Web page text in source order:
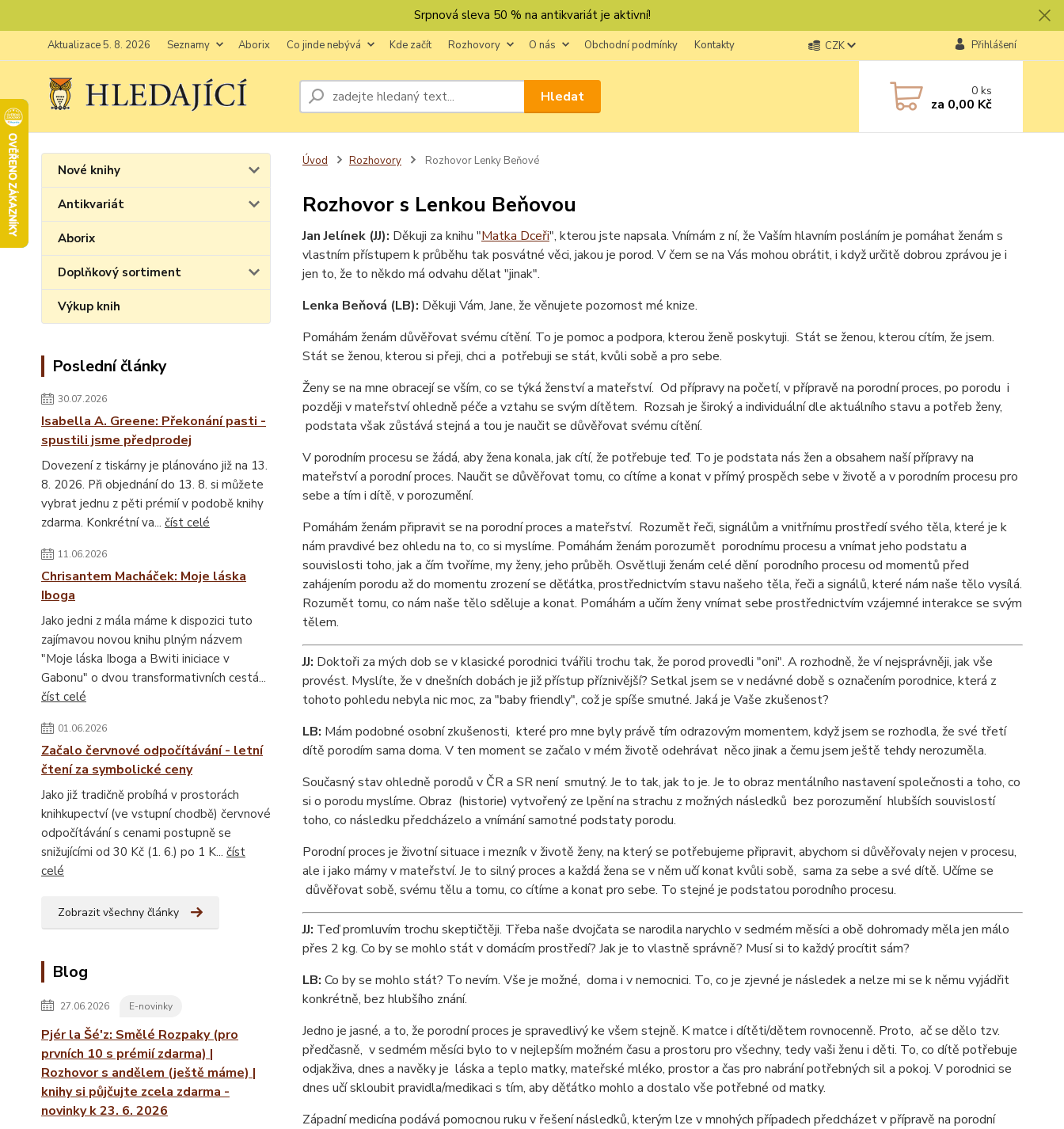
Srpnová sleva 50 % na antikvariát je aktivní!
Aktualizace 5. 8. 2026 Seznamy Aborix Co jinde nebývá Kde začít Rozhovory O nás Obchodní podmínky Kontakty CZK Přihlášení
Hledat 0ks
za 0,00 Kč
Nové knihy
Antikvariát
Aborix
Doplňkový sortiment
Výkup knih
Poslední články
30.07.2026
Isabella A. Greene: Překonání pasti -
spustili jsme předprodej
Dovezení z tiskárny je plánováno již na 13.
8. 2026. Při objednání do 13. 8. si můžete
vybrat jednu z pěti prémií v podobě knihy
zdarma. Konkrétní va... číst celé
11.06.2026
Chrisantem Macháček: Moje láska
Iboga
Jako jedni z mála máme k dispozici tuto
zajímavou novou knihu plným názvem
"Moje láska Iboga a Bwiti iniciace v
Gabonu" o dvou transformativních cestá...
číst celé
01.06.2026
Začalo červnové odpočítávání - letní
čtení za symbolické ceny
Jako již tradičně probíhá v prostorách
knihkupectví (ve vstupní chodbě) červnové
odpočítávání s cenami postupně se
snižujícími od 30 Kč (1. 6.) po 1 K... číst
celé
Zobrazit všechny články
Blog
27.06.2026 E-novinky
Pjér la Šé'z: Smělé Rozpaky (pro
prvních 10 s prémií zdarma) |
Rozhovor s andělem (ještě máme) |
knihy si půjčujte zcela zdarma -
novinky k 23. 6. 2026
Úvod Rozhovory Rozhovor Lenky Beňové
Rozhovor s Lenkou Beňovou
Jan Jelínek (JJ): Děkuji za knihu "Matka Dceři", kterou jste napsala. Vnímám z ní, že Vaším hlavním posláním je pomáhat ženám s
vlastním přístupem k průběhu tak posvátné věci, jakou je porod. V čem se na Vás mohou obrátit, i když určitě dobrou zprávou je i
jen to, že to někdo má odvahu dělat "jinak".
Lenka Beňová (LB): Děkuji Vám, Jane, že věnujete pozornost mé knize.
Pomáhám ženám důvěřovat svému cítění. To je pomoc a podpora, kterou ženě poskytuji. Stát se ženou, kterou cítím, že jsem.
Stát se ženou, kterou si přeji, chci a potřebuji se stát, kvůli sobě a pro sebe.
Ženy se na mne obracejí se vším, co se týká ženství a mateřství. Od přípravy na početí, v přípravě na porodní proces, po porodu i
později v mateřství ohledně péče a vztahu se svým dítětem. Rozsah je široký a individuální dle aktuálního stavu a potřeb ženy,
podstata však zůstává stejná a tou je naučit se důvěřovat svému cítění.
V porodním procesu se žádá, aby žena konala, jak cítí, že potřebuje teď. To je podstata nás žen a obsahem naší přípravy na
mateřství a porodní proces. Naučit se důvěřovat tomu, co cítíme a konat v přímý prospěch sebe v životě a v porodním procesu pro
sebe a tím i dítě, v porozumění.
Pomáhám ženám připravit se na porodní proces a mateřství. Rozumět řeči, signálům a vnitřnímu prostředí svého těla, které je k
nám pravdivé bez ohledu na to, co si myslíme. Pomáhám ženám porozumět porodnímu procesu a vnímat jeho podstatu a
souvislosti toho, jak a čím tvoříme, my ženy, jeho průběh. Osvětluji ženám celé dění porodního procesu od momentů před
zahájením porodu až do momentu zrození se děťátka, prostřednictvím stavu našeho těla, řeči a signálů, které nám naše tělo vysílá.
Rozumět tomu, co nám naše tělo sděluje a konat. Pomáhám a učím ženy vnímat sebe prostřednictvím vzájemné interakce se svým
tělem.
JJ: Doktoři za mých dob se v klasické porodnici tvářili trochu tak, že porod provedli "oni". A rozhodně, že ví nejsprávněji, jak vše
provést. Myslíte, že v dnešních dobách je již přístup příznivější? Setkal jsem se v nedávné době s označením porodnice, která z
tohoto pohledu nebyla nic moc, za "baby friendly", což je spíše smutné. Jaká je Vaše zkušenost?
LB: Mám podobné osobní zkušenosti, které pro mne byly právě tím odrazovým momentem, když jsem se rozhodla, že své třetí
dítě porodím sama doma. V ten moment se začalo v mém životě odehrávat něco jinak a čemu jsem ještě tehdy nerozuměla.
Současný stav ohledně porodů v ČR a SR není smutný. Je to tak, jak to je. Je to obraz mentálního nastavení společnosti a toho, co
si o porodu myslíme. Obraz (historie) vytvořený ze lpění na strachu z možných následků bez porozumění hlubších souvislostí
toho, co následku předcházelo a vnímání samotné podstaty porodu.
Porodní proces je životní situace i mezník v životě ženy, na který se potřebujeme připravit, abychom si důvěřovaly nejen v procesu,
ale i jako mámy v mateřství. Je to silný proces a každá žena se v něm učí konat kvůli sobě, sama za sebe a své dítě. Učíme se
důvěřovat sobě, svému tělu a tomu, co cítíme a konat pro sebe. To stejné je podstatou porodního procesu.
JJ: Teď promluvím trochu skeptičtěji. Třeba naše dvojčata se narodila narychlo v sedmém měsíci a obě dohromady měla jen málo
přes 2 kg. Co by se mohlo stát v domácím prostředí? Jak je to vlastně správně? Musí si to každý procítit sám?
LB: Co by se mohlo stát? To nevím. Vše je možné, doma i v nemocnici. To, co je zjevné je následek a nelze mi se k němu vyjádřit
konkrétně, bez hlubšího znání.
Jedno je jasné, a to, že porodní proces je spravedlivý ke všem stejně. K matce i dítěti/dětem rovnocenně. Proto, ač se dělo tzv.
předčasně, v sedmém měsíci bylo to v nejlepším možném času a prostoru pro všechny, tedy vaši ženu i děti. To, co dítě potřebuje
odjakživa, dnes a navěky je láska a teplo matky, mateřské mléko, prostor a čas pro nabrání potřebných sil a pokoj. V porodnici se
dnes učí skloubit pravidla/medikaci s tím, aby děťátko mohlo a dostalo vše potřebné od matky.
Západní medicína podává pomocnou ruku v řešení následků, kterým lze v mnohých případech předcházet v přípravě na porodní